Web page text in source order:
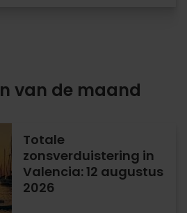
van de maand
Totale
zonsverduistering in
Valencia: 12 augustus
2026